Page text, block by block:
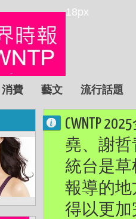
18px
消費 藝文 流行話題
CWNTP
堯、謝
統台是草
報導的地
得以更加